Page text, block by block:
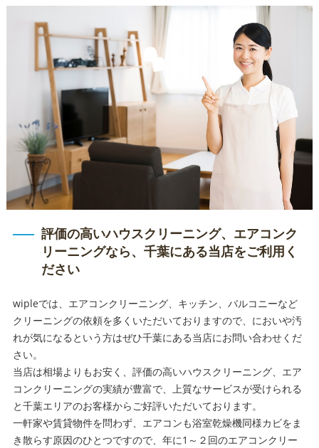
評価の高いハウスクリーニング、エアコンク
リーニングなら、千葉にある当店をご利用く
ださい
wipleでは、エアコンクリーニング、キッチン、バルコニーなど
クリーニングの依頼を多くいただいておりますので、においや汚
れが気になるという方はぜひ千葉にある当店にお問い合わせくだ
さい。
当店は相場よりもお安く、評価の高いハウスクリーニング、エア
コンクリーニングの実績が豊富で、上質なサービスが受けられる
と千葉エリアのお客様からご好評いただいております。
一軒家や賃貸物件を問わず、エアコンも浴室乾燥機同様カビをま
き散らす原因のひとつですので、年に1～２回のエアコンクリー